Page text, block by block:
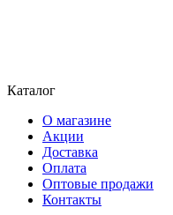
Каталог
О магазине
Акции
Доставка
Оплата
Оптовые продажи
Контакты